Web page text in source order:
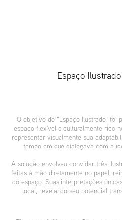
Espaço
O objetivo do "Espaço Ilustrado" foi
espaço flexível e culturalmente rico
representar visualmente sua
tempo em que dialogava com a
A solução envolveu convidar três
feitas à mão diretamente no papel,
do espaço. Suas interpretações
local, revelando seu potencial